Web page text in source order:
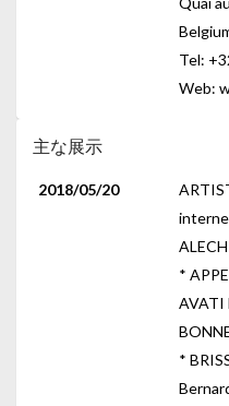
Tel:
Web:
主な展示
2018/05/20
*
AVATI
*